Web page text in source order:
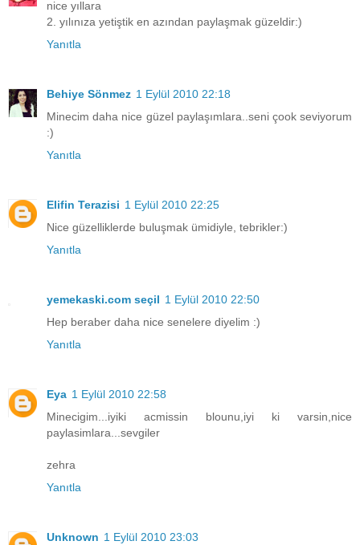
nice yıllara
2. yılınıza yetiştik en azından paylaşmak güzeldir:)
Yanıtla
Behiye Sönmez 1 Eylül 2010 22:18
Minecim daha nice güzel paylaşımlara..seni çook seviyorum
:)
Yanıtla
Elifin Terazisi 1 Eylül 2010 22:25
Nice güzelliklerde buluşmak ümidiyle, tebrikler:)
Yanıtla
yemekaski.com seçil 1 Eylül 2010 22:50
Hep beraber daha nice senelere diyelim :)
Yanıtla
Eya 1 Eylül 2010 22:58
Minecigim...iyiki acmissin blounu,iyi ki varsin,nice
paylasimlara...sevgiler
zehra
Yanıtla
Unknown 1 Eylül 2010 23:03